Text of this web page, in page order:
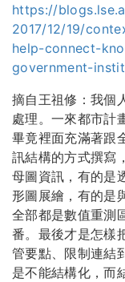
https://
2017/12/19/
help-connect-
government-
摘自王祖修：我個
處理。一來都市計
畢竟裡面充滿著跟
訊結構的方式撰寫
母圖資訊，有的是
形圖展繪，有的是
全部都是數值重測
番。最後才是怎樣
管要點、限制連結
是不能結構化，而